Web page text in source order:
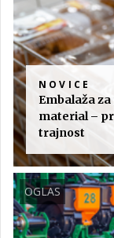
NOVICE
Embalaža
material –
trajnost
OGLAS